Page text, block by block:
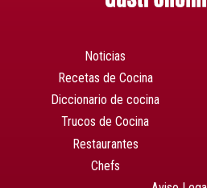
Noticias
Recetas de Cocina
Diccionario de cocina
Trucos de Cocina
Restaurantes
Chefs